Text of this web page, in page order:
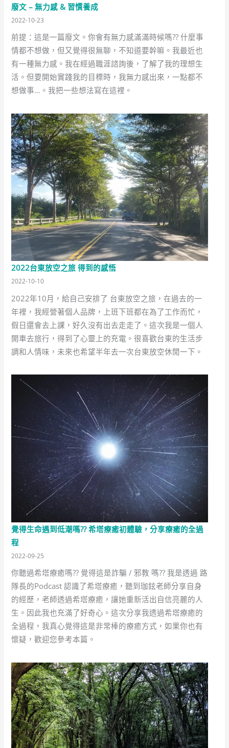
廢文 – 無力感 & 習慣養成
2022-10-23
前提：這是一篇廢文。你會有無力感滿滿時候嗎?? 什麼事
情都不想做，但又覺得很無聊，不知道要幹嘛。我最近也
有一種無力感。我在經過職涯諮詢後，了解了我的理想生
活。但要開始實踐我的目標時，我無力感出來，一點都不
想做事…。我把一些想法寫在這裡。
2022台東放空之旅 得到的感悟
2022-10-10
2022年10月，給自己安排了 台東放空之旅，在過去的一
年裡，我經營著個人品牌，上班下班都在為了工作而忙，
假日還會去上課，好久沒有出去走走了。這次我是一個人
開車去旅行，得到了心靈上的充電。很喜歡台東的生活步
調和人情味，未來也希望半年去一次台東放空休閒一下。
覺得生命遇到低潮嗎?? 希塔療癒初體驗，分享療癒的全過
程
2022-09-25
你聽過希塔療癒嗎?? 覺得這是詐騙 / 邪教 嗎?? 我是透過 路
隊長的Podcast 認識了希塔療癒，聽到珈鉉老師分享自身
的經歷，老師透過希塔療癒，讓她重新活出自信亮麗的人
生。因此我也充滿了好奇心。這次分享我透過希塔療癒的
全過程，我真心覺得這是非常棒的療癒方式，如果你也有
懷疑，歡迎您參考本篇。